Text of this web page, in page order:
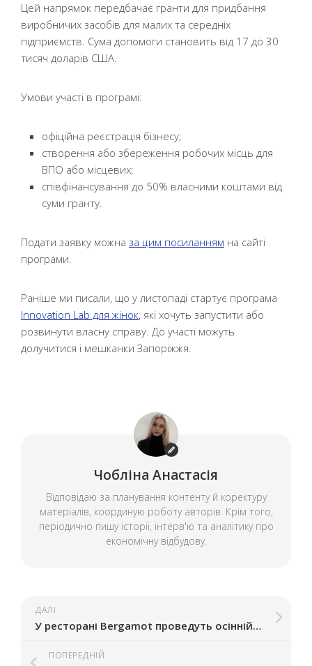
Цей напрямок передбачає гранти для придбання
виробничих засобів для малих та середніх
підприємств. Сума допомоги становить від 17 до 30
тисяч доларів США.
Умови участі в програмі:
офіційна реєстрація бізнесу;
створення або збереження робочих місць для
ВПО або місцевих;
співфінансування до 50% власними коштами від
суми гранту.
Подати заявку можна за цим посиланням на сайті
програми.
Раніше ми писали, що у листопаді стартує програма
Innovation Lab для жінок, які хочуть запустити або
розвинути власну справу. До участі можуть
долучитися і мешканки Запоріжжя.
Чобліна Анастасія
Відповідаю за планування контенту й коректуру
матеріалів, координую роботу авторів. Крім того,
періодично пишу історії, інтерв'ю та аналітику про
економічну відбудову.
ДАЛІ
У ресторані Bergamot проведуть осінній ярмарок: 20 майстрів представлять свої вироби
ПОПЕРЕДНІЙ